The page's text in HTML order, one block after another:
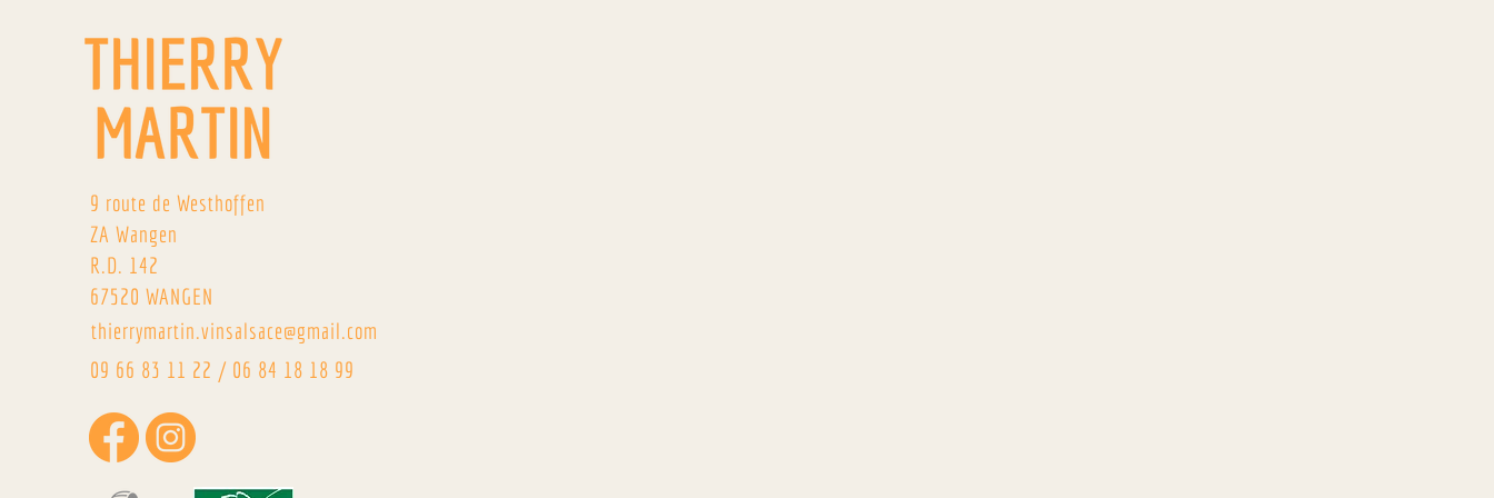
9 route de Westhoffen
ZA Wangen
R.D. 142
67520 WANGEN
thierrymartin.vinsalsace@gmail.com
09 66 83 11 22 / 06 84 18 18 99